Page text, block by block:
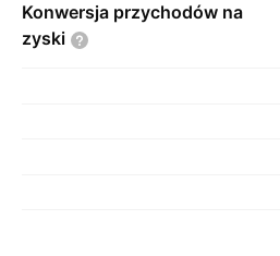
Konwersja przychodów na
zyski